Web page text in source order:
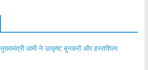
मुख्यमंत्री धामी ने उत्कृष्ट बुनकरों और हस्तशिल्प